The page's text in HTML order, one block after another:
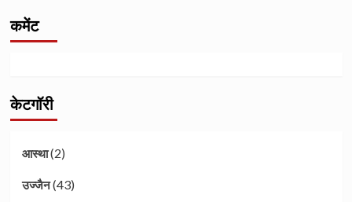
कमेंट
केटगॉरी
आस्था(2)
उज्जैन(43)